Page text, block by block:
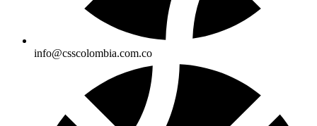
info@csscolombia.com.co